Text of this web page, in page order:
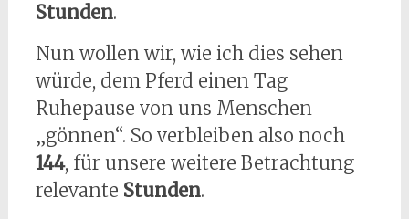
Stunden.
Nun wollen wir, wie ich dies sehen
würde, dem Pferd einen Tag
Ruhepause von uns Menschen
„gönnen“. So verbleiben also noch
144, für unsere weitere Betrachtung
relevante Stunden.